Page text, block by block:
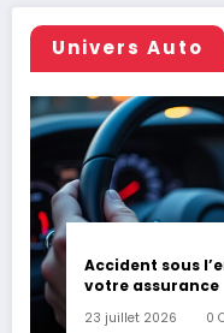
Univers Auto
Accident sous
votre assurance
23 juillet 2026 0